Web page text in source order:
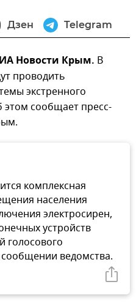
Дзен Telegram
Новости Крым. В
проводить
экстренного
сообщает пресс-
комплексная
населения
электросирен,
устройств
голосового
ведомства.